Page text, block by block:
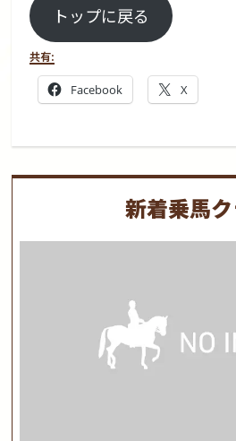
トップに戻る
共有:
Facebook X
新着乗馬